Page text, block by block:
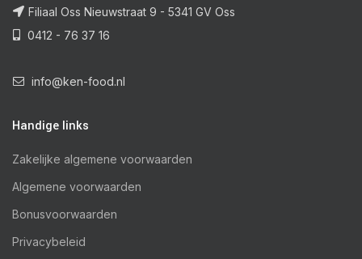
Filiaal Oss Nieuwstraat 9 - 5341 GV Oss
0412 - 76 37 16
info@ken-food.nl
Handige links
Zakelijke algemene voorwaarden
Algemene voorwaarden
Bonusvoorwaarden
Privacybeleid